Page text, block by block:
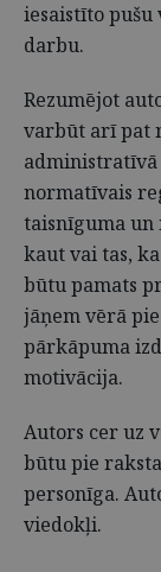
iesaistīto
darbu.
Rezumējot
varbūt arī pat
administratīvā
normatīvais
taisnīguma
kaut vai tas,
būtu pamats
jāņem vērā
pārkāpuma
motivācija.
Autors cer uz
būtu pie
personīga.
viedokļi.